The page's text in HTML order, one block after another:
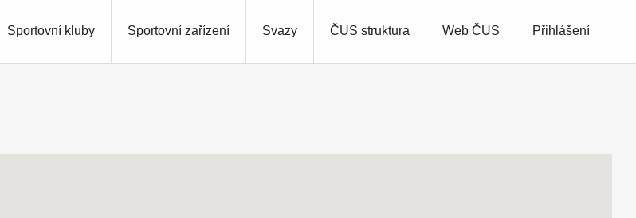
Přihlášení
Sportovní kluby Sportovní zařízení Svazy ČUS struktura Web ČUS